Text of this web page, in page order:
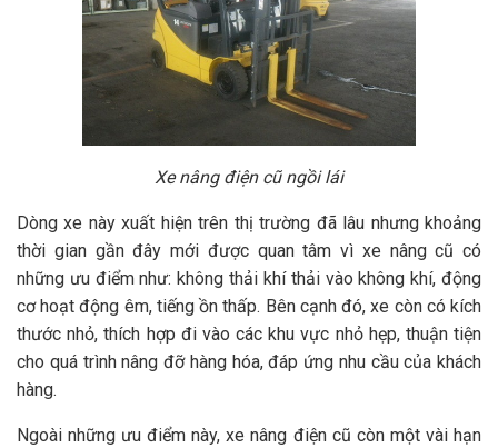
Xe nâng điện cũ ngồi lái
Dòng xe này xuất hiện trên thị trường đã lâu nhưng khoảng
thời gian gần đây mới được quan tâm vì xe nâng cũ có
những ưu điểm như: không thải khí thải vào không khí, động
cơ hoạt động êm, tiếng ồn thấp. Bên cạnh đó, xe còn có kích
thước nhỏ, thích hợp đi vào các khu vực nhỏ hẹp, thuận tiện
cho quá trình nâng đỡ hàng hóa, đáp ứng nhu cầu của khách
hàng.
Ngoài những ưu điểm này, xe nâng điện cũ còn một vài hạn